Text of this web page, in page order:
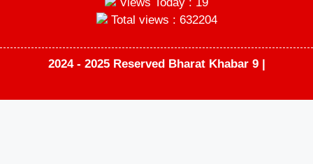
Total views : 632204
2024 - 2025 Reserved Bharat Khabar 9 |